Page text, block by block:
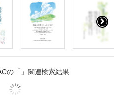
の「」関連検索結果